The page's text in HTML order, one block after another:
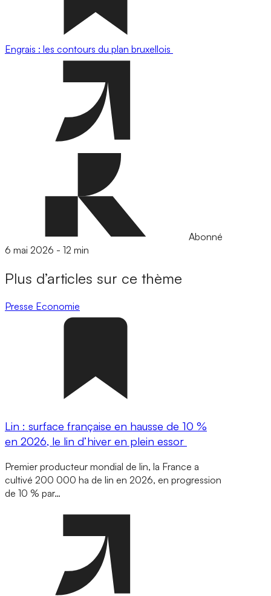
Engrais : les contours du plan bruxellois
Abonné
6 mai 2026 - 12 min
Plus d’articles sur ce thème
Presse Economie
Lin : surface française en hausse de 10 %
en 2026, le lin d’hiver en plein essor
Premier producteur mondial de lin, la France a
cultivé 200 000 ha de lin en 2026, en progression
de 10 % par…